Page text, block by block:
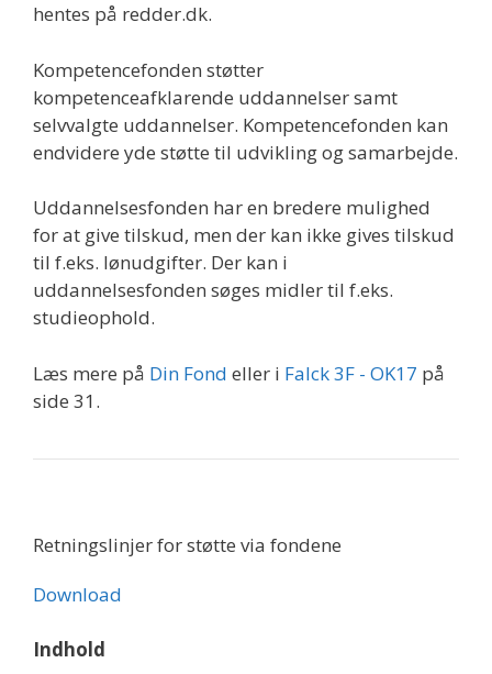
hentes på redder.dk.
Kompetencefonden støtter
kompetenceafklarende uddannelser samt
selvvalgte uddannelser. Kompetencefonden kan
endvidere yde støtte til udvikling og samarbejde.
Uddannelsesfonden har en bredere mulighed
for at give tilskud, men der kan ikke gives tilskud
til f.eks. lønudgifter. Der kan i
uddannelsesfonden søges midler til f.eks.
studieophold.
Læs mere på Din Fond eller i Falck 3F - OK17 på
side 31.
Retningslinjer for støtte via fondene
Download
Indhold